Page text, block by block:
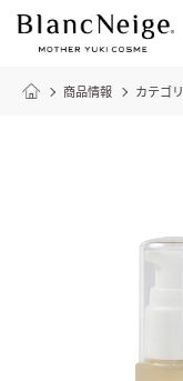
商品情報 カテゴリ